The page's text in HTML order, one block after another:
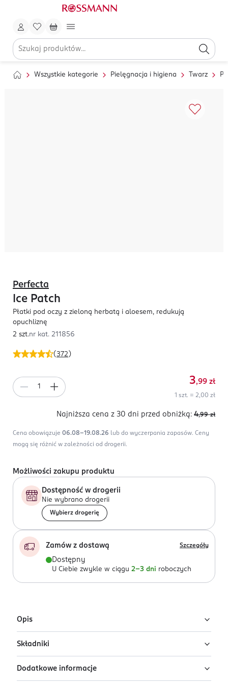
Wszystkie kategorie Pielęgnacja i higiena Twarz
(372 )
Perfecta
Ice Patch
Płatki pod oczy z zieloną herbatą i aloesem, redukują
opuchliznę
2 szt.nr kat. 211856
3,99 zł
1 szt. = 2,00 zł
Najniższa cena z 30 dni przed obniżką: 4,99 zł
Cena obowiązuje 06.08-19.08.26 lub do wyczerpania zapasów. Ceny
mogą się różnić w zależności od drogerii.
Możliwości zakupu produktu
Dostępność w drogerii
Nie wybrano drogerii
Wybierz drogerię
Zamów z dostawą Szczegóły
Dostępny
U Ciebie zwykle w ciągu 2-3 dni roboczych
Opis
Hydrożelowe płatki-kompres pod oczy błyskawicznie
usuwające oznaki zmęczenia, opuchliznę, cienie pod
oczami i drobne zmarszczki.
Składniki
Ingredients: : AQUA, GLYCERIN, SODIUM POLYACRYLATE,
CELLULOSE GUM, POLYACRYLIC ACID, ACACIA CONCINNA
Dodatkowe informacje